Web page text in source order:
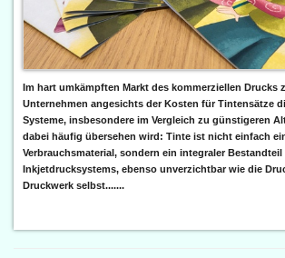
Im hart umkämpften Markt des kommerziellen Drucks
Unternehmen angesichts der Kosten für Tintensätze
Systeme, insbesondere im Vergleich zu günstigeren
dabei häufig übersehen wird: Tinte ist nicht einfach
Verbrauchsmaterial, sondern ein integraler Bestandteil
Inkjetdrucksystems, ebenso unverzichtbar wie die
Druckwerk selbst.......